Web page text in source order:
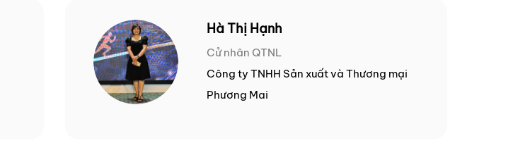
Hà Thị Hạnh
Cử nhân QTNL
Công ty TNHH Sản xuất và Thương mại
Phương Mai